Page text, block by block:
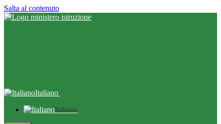
Salta al contenuto
Italiano
Italiano